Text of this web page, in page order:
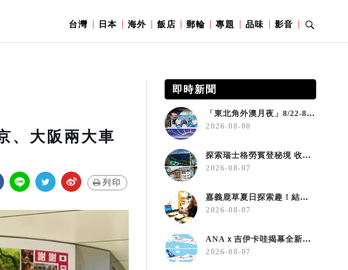
台灣 日本 海外 飯店 郵輪 專題 品味 影音
、大阪兩大車
列印
即時新聞
「東北角外澳月夜」8/22-8/23浪漫登場 串聯五漁村、音樂、市集、火舞與慢旅共度夏夜
2026-08-08
探索瑞士格勞賓登秘境 收藏六種阿爾卑斯夏日療癒之旅
2026-08-07
嘉義鹿草夏日探索趣！結合科學、農場與自然的親子小旅行
2026-08-07
ANAｘ吉伊卡哇揭幕全新彩繪機「Chiikawa JET」
2026-08-07